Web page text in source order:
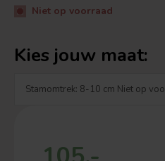
Niet op voorraad
Kies jouw maat: